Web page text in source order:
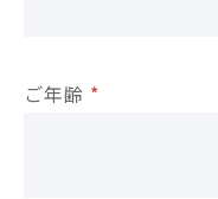
ご年齢 *